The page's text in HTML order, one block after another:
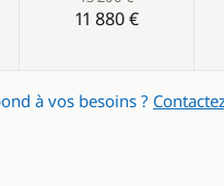
11 880 €
à vos besoins ?